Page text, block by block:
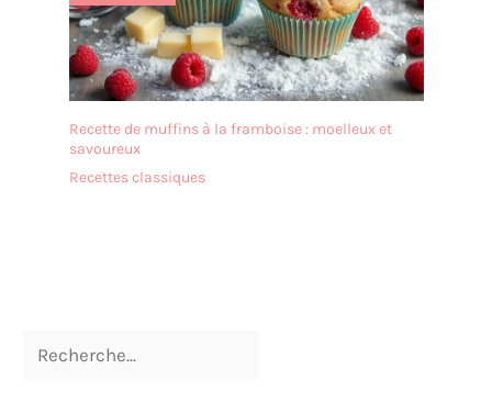
Recette de muffins à la framboise : moelleux et
savoureux
Recettes classiques